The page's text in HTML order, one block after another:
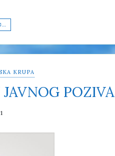
KRUPA
POZIVA